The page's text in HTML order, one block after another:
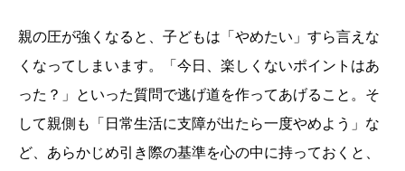
親の圧が強くなると、子どもは「やめたい」すら言えな
くなってしまいます。「今日、楽しくないポイントはあ
った？」といった質問で逃げ道を作ってあげること。そ
して親側も「日常生活に支障が出たら一度やめよう」な
ど、あらかじめ引き際の基準を心の中に持っておくと、